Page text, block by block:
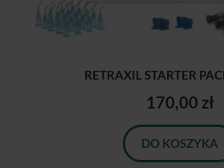
RETRAXIL STARTER
170,00 zł
DO KOSZYKA